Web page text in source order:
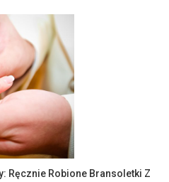
Ręcznie Robione Bransoletki Z